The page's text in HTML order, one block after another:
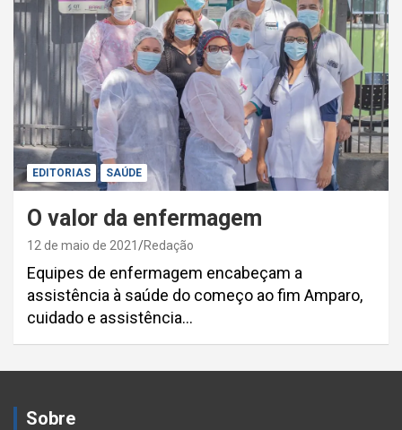
EDITORIAS SAÚDE
O valor da enfermagem
12 de maio de 2021 Redação
Equipes de enfermagem encabeçam a
assistência à saúde do começo ao fim Amparo,
cuidado e assistência…
Sobre